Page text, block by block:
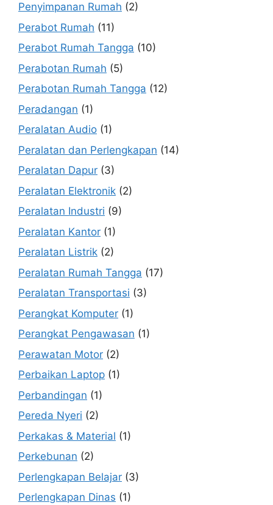
Penyimpanan Rumah (2)
Perabot Rumah (11)
Perabot Rumah Tangga (10)
Perabotan Rumah (5)
Perabotan Rumah Tangga (12)
Peradangan (1)
Peralatan Audio (1)
Peralatan dan Perlengkapan (14)
Peralatan Dapur (3)
Peralatan Elektronik (2)
Peralatan Industri (9)
Peralatan Kantor (1)
Peralatan Listrik (2)
Peralatan Rumah Tangga (17)
Peralatan Transportasi (3)
Perangkat Komputer (1)
Perangkat Pengawasan (1)
Perawatan Motor (2)
Perbaikan Laptop (1)
Perbandingan (1)
Pereda Nyeri (2)
Perkakas & Material (1)
Perkebunan (2)
Perlengkapan Belajar (3)
Perlengkapan Dinas (1)